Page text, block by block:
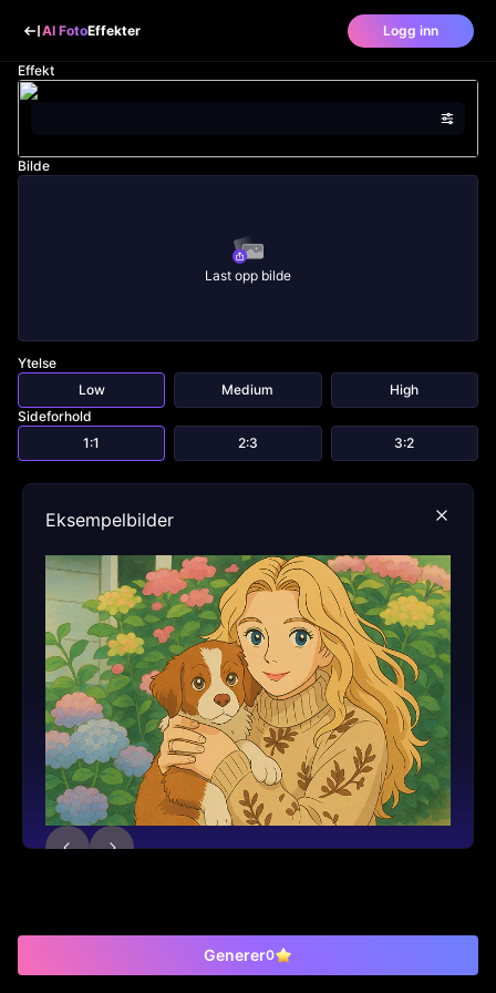
AI FotoEffekter Logg inn
Effekt
Bilde
Last opp bilde
Ytelse
Low
Medium
High
Sideforhold
1:1
2:3 3:2
Generer0
Eksempelbilder